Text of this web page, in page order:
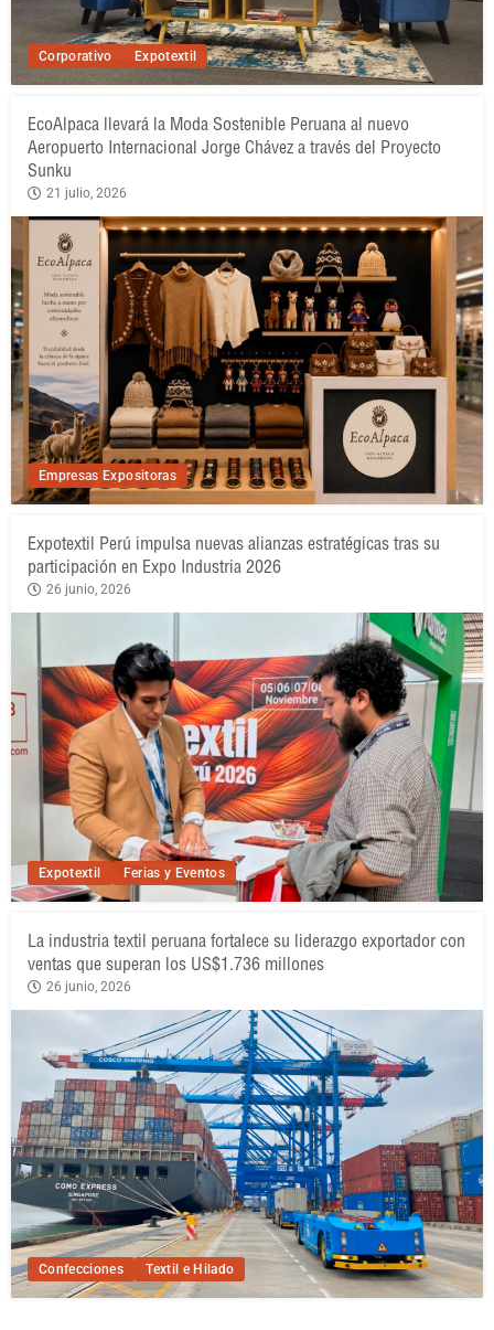
Corporativo Expotextil
Empresas Expositoras
EcoAlpaca llevará la Moda Sostenible Peruana al nuevo
Aeropuerto Internacional Jorge Chávez a través del Proyecto
Sunku
21 julio, 2026
Expotextil Ferias y Eventos
Expotextil Perú impulsa nuevas alianzas estratégicas tras su
participación en Expo Industria 2026
26 junio, 2026
Confecciones Textil e Hilado
La industria textil peruana fortalece su liderazgo exportador con
ventas que superan los US$1.736 millones
26 junio, 2026